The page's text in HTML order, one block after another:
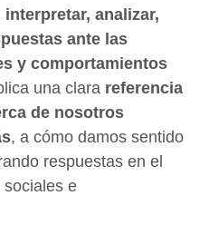
analizar,
ante las
y comportamientos
una clara referencia
de nosotros
, a cómo damos sentido
respuestas en el
sociales e